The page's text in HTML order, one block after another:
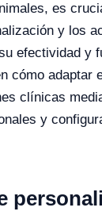
es
y los
efectividad y
cómo adaptar
clínicas
y